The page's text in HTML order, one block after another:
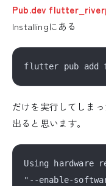
Pub.dev
Installingにある
だけを実行してしま
出ると思います。
Using
"--enable-